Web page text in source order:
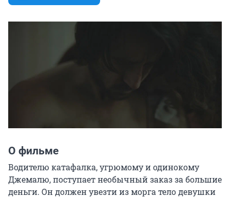
О фильме
Водителю катафалка, угрюмому и одинокому
Джемалю, поступает необычный заказ за большие
деньги. Он должен увезти из морга тело девушки